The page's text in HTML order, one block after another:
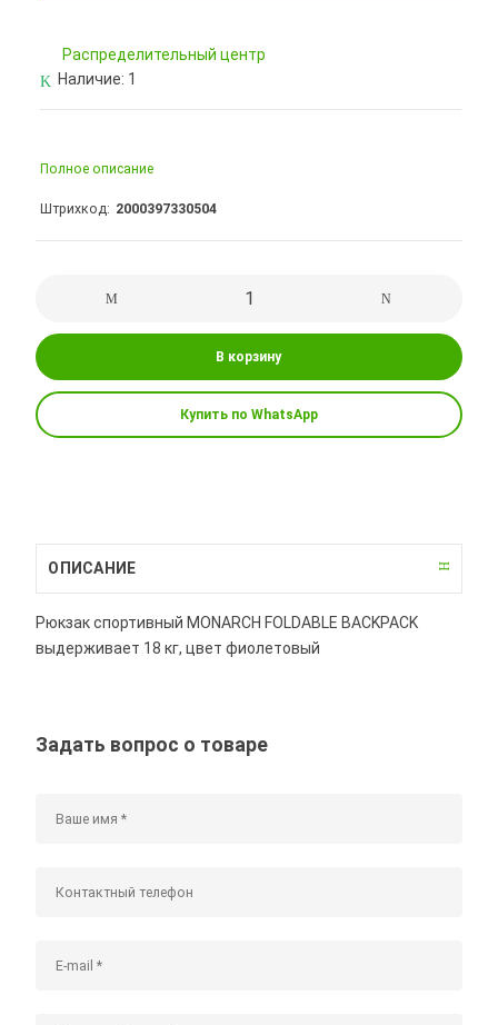
Pаспределительный центр
Наличие: 1
Полное описание
Штрихкод 2000397330504
В корзину
Купить по WhatsApp
ОПИСАНИЕ
Рюкзак спортивный MONARCH FOLDABLE BACKPACK
выдерживает 18 кг, цвет фиолетовый
Задать вопрос о товаре